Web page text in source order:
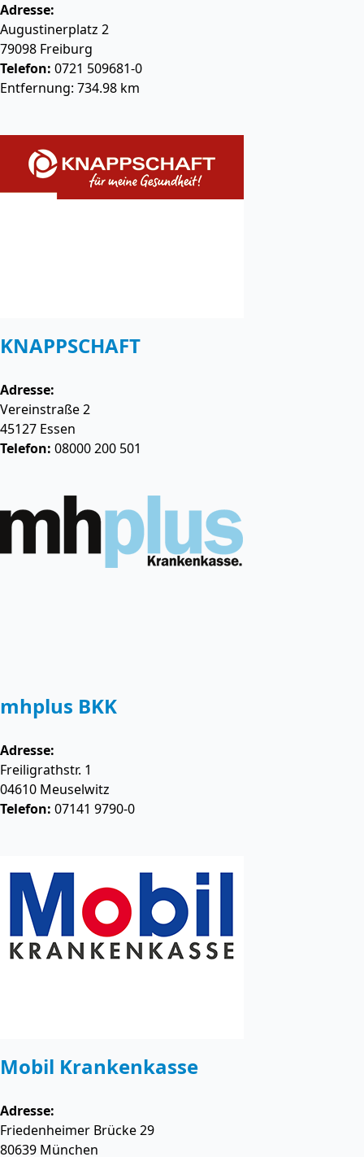
Adresse:
Augustinerplatz 2
79098 Freiburg
Telefon: 0721 509681-0
Entfernung: 734.98 km
KNAPPSCHAFT
Adresse:
Vereinstraße 2
45127 Essen
Telefon: 08000 200 501
mhplus BKK
Adresse:
Freiligrathstr. 1
04610 Meuselwitz
Telefon: 07141 9790-0
Mobil Krankenkasse
Adresse:
Friedenheimer Brücke 29
80639 München